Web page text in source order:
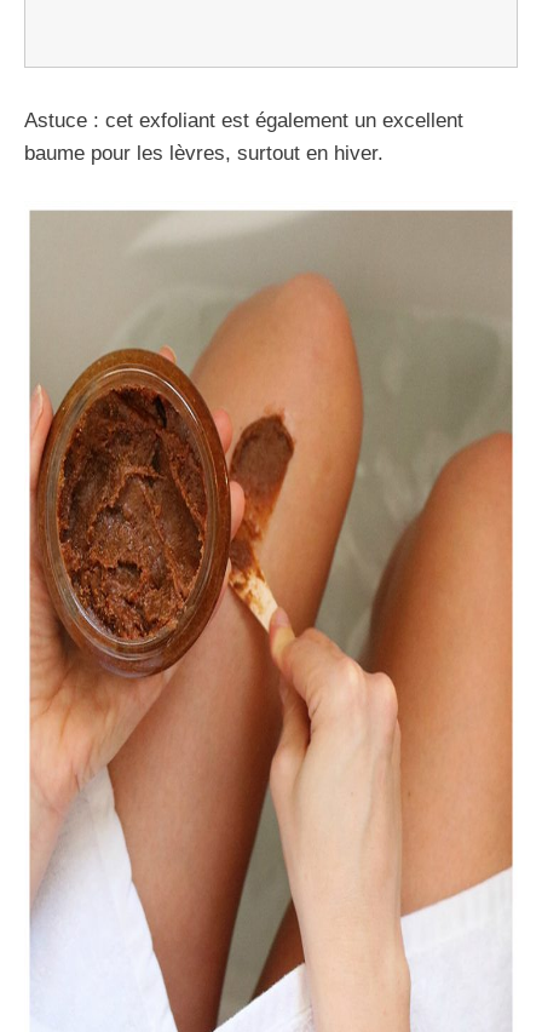
Astuce : cet exfoliant est également un excellent
baume pour les lèvres, surtout en hiver.